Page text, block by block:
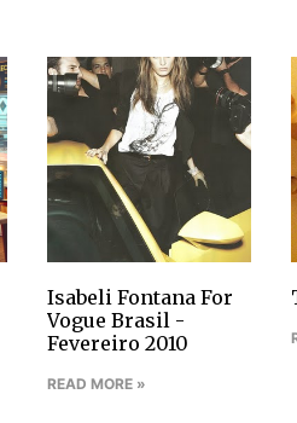
Isabeli Fontana For
Vogue Brasil -
Fevereiro 2010
READ MORE »